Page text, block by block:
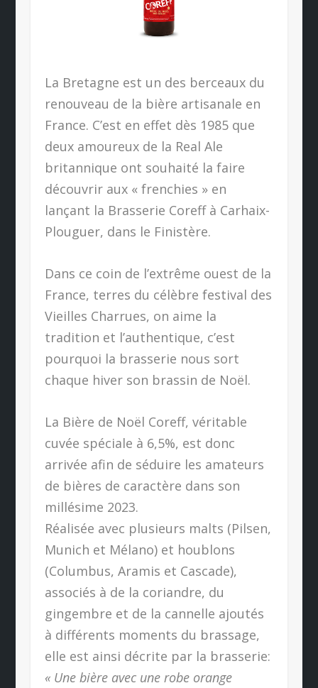
La Bretagne est un des berceaux du
renouveau de la bière artisanale en
France. C’est en effet dès 1985 que
deux amoureux de la Real Ale
britannique ont souhaité la faire
découvrir aux « frenchies » en
lançant la Brasserie Coreff à Carhaix-
Plouguer, dans le Finistère.
Dans ce coin de l’extrême ouest de la
France, terres du célèbre festival des
Vieilles Charrues, on aime la
tradition et l’authentique, c’est
pourquoi la brasserie nous sort
chaque hiver son brassin de Noël.
La Bière de Noël Coreff, véritable
cuvée spéciale à 6,5%, est donc
arrivée afin de séduire les amateurs
de bières de caractère dans son
millésime 2023.
Réalisée avec plusieurs malts (Pilsen,
Munich et Mélano) et houblons
(Columbus, Aramis et Cascade),
associés à de la coriandre, du
gingembre et de la cannelle ajoutés
à différents moments du brassage,
elle est ainsi décrite par la brasserie:
« Une bière avec une robe orange